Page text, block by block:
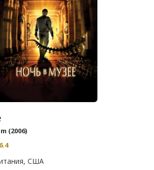
(2006)
6.4
США